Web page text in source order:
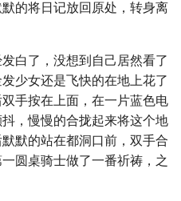
的将日记放回原处，转身离
白了，没想到自己居然看了
少女还是飞快的在地上花了
手按在上面，在一片蓝色电
，慢慢的合拢起来将这个地
默的站在都洞口前，双手合
圆桌骑士做了一番祈祷，之